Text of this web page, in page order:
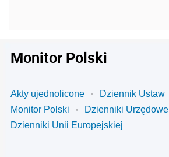
Monitor Polski
Akty ujednolicone
Dziennik Ustaw
Monitor Polski
Dzienniki Urzędowe
Dzienniki Unii Europejskiej